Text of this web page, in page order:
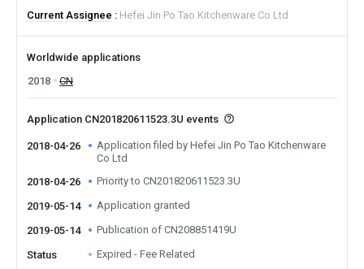
Current Assignee
Hefei Jin Po Tao Kitchenware Co Ltd
Worldwide applications
2018
CN
Application CN201820611523.3U events
2018-04-26
Application filed by Hefei Jin Po Tao Kitchenware
Co Ltd
2018-04-26
Priority to CN201820611523.3U
2019-05-14 Application granted
2019-05-14 Publication of CN208851419U
Status Expired - Fee Related